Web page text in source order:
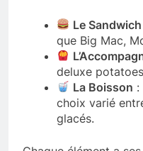
Le
que Big Mac,
deluxe
La Boisson :
choix varié
glacés.